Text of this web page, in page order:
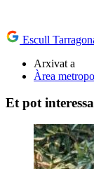
Escull
Arxivat a
Àrea
Et pot